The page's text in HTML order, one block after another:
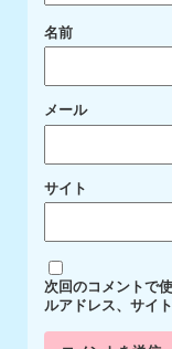
名前
メール
サイト
次回のコメントで
ルアドレス、サイ